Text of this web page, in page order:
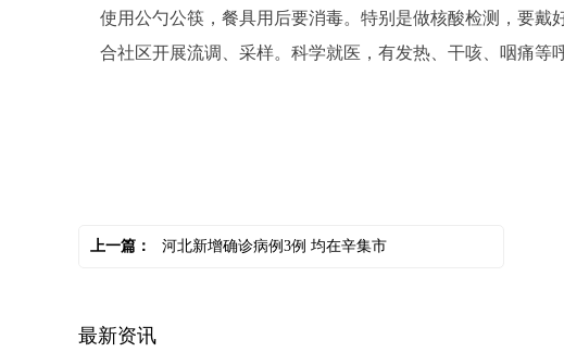
使用公勺公筷，餐具用后要消毒。特别是做核酸检测，要
合社区开展流调、采样。科学就医，有发热、干咳、咽痛等
上一篇： 河北新增确诊病例3例 均在辛集市
最新资讯